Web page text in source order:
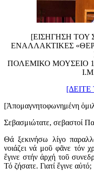
[ΕΙΣΗΓΗΣΗ
ΕΝΑΛΛΑΚΤΙΚΕΣ
ΠΟΛΕΜΙΚΟ ΜΟΥΣΕΙΟ
[Ἀπομαγνητοφωνημένη
Σεβασμιώτατε, σεβαστοί
Θά ξεκινήσω λίγο
νοιάζει νά μοῦ φᾶνε τόν
ἔγινε στήν ἀρχή τοῦ
Τό ζήσατε. Γιατί ἔγινε αὐτό;